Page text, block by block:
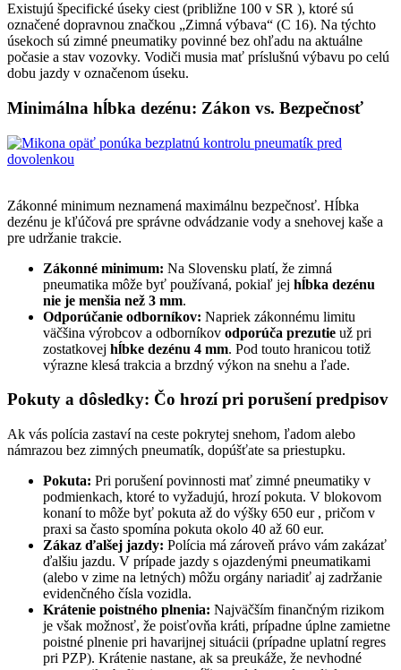
Existujú špecifické úseky ciest (približne 100 v SR ), ktoré sú
označené dopravnou značkou „Zimná výbava“ (C 16). Na týchto
úsekoch sú zimné pneumatiky povinné bez ohľadu na aktuálne
počasie a stav vozovky. Vodiči musia mať príslušnú výbavu po celú
dobu jazdy v označenom úseku.
Minimálna hĺbka dezénu: Zákon vs. Bezpečnosť
Zákonné minimum neznamená maximálnu bezpečnosť. Hĺbka
dezénu je kľúčová pre správne odvádzanie vody a snehovej kaše a
pre udržanie trakcie.
Zákonné minimum: Na Slovensku platí, že zimná
pneumatika môže byť používaná, pokiaľ jej hĺbka dezénu
nie je menšia než 3 mm.
Odporúčanie odborníkov: Napriek zákonnému limitu
väčšina výrobcov a odborníkov odporúča prezutie už pri
zostatkovej hĺbke dezénu 4 mm. Pod touto hranicou totiž
výrazne klesá trakcia a brzdný výkon na snehu a ľade.
Pokuty a dôsledky: Čo hrozí pri porušení predpisov
Ak vás polícia zastaví na ceste pokrytej snehom, ľadom alebo
námrazou bez zimných pneumatík, dopúšťate sa priestupku.
Pokuta: Pri porušení povinnosti mať zimné pneumatiky v
podmienkach, ktoré to vyžadujú, hrozí pokuta. V blokovom
konaní to môže byť pokuta až do výšky 650 eur , pričom v
praxi sa často spomína pokuta okolo 40 až 60 eur.
Zákaz ďalšej jazdy: Polícia má zároveň právo vám zakázať
ďalšiu jazdu. V prípade jazdy s ojazdenými pneumatikami
(alebo v zime na letných) môžu orgány nariadiť aj zadržanie
evidenčného čísla vozidla.
Krátenie poistného plnenia: Najväčším finančným rizikom
je však možnosť, že poisťovňa kráti, prípadne úplne zamietne
poistné plnenie pri havarijnej situácii (prípadne uplatní regres
pri PZP). Krátenie nastane, ak sa preukáže, že nevhodné